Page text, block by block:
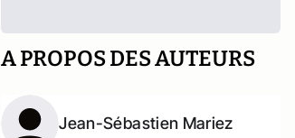
A PROPOS DES AUTEURS
Jean-Sébastien Mariez